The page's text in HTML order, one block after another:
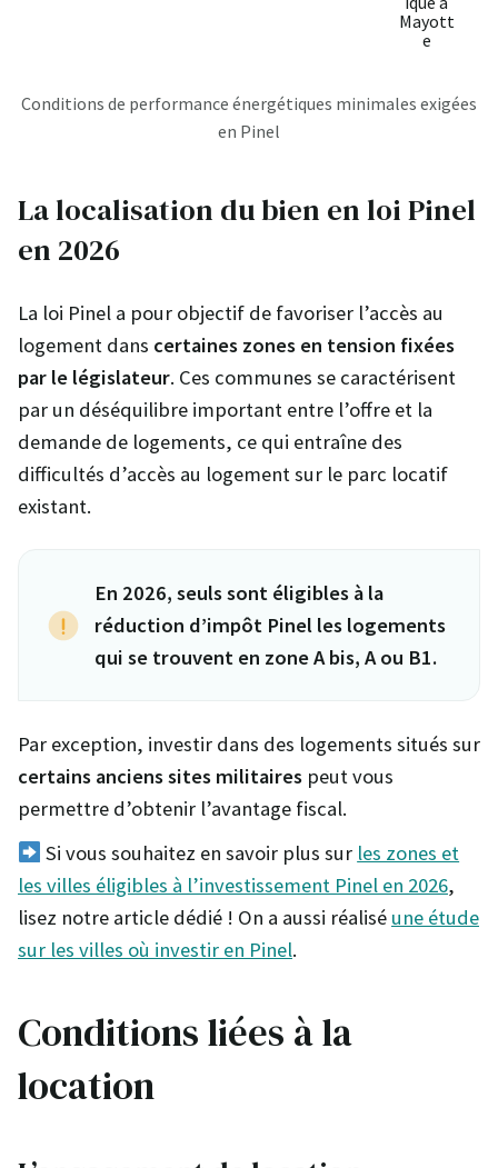
Mayott
e
Conditions de performance énergétiques minimales exigées
en Pinel
La localisation du bien en loi Pinel
en 2026
La loi Pinel a pour objectif de favoriser l’accès au
logement dans certaines zones en tension fixées
par le législateur. Ces communes se caractérisent
par un déséquilibre important entre l’offre et la
demande de logements, ce qui entraîne des
difficultés d’accès au logement sur le parc locatif
existant.
En 2026, seuls sont éligibles à la
réduction d’impôt Pinel les logements
qui se trouvent en zone A bis, A ou B1.
Par exception, investir dans des logements situés sur
certains anciens sites militaires peut vous
permettre d’obtenir l’avantage fiscal.
Si vous souhaitez en savoir plus sur les zones et
les villes éligibles à l’investissement Pinel en 2026,
lisez notre article dédié ! On a aussi réalisé une étude
sur les villes où investir en Pinel.
Conditions liées à la
location